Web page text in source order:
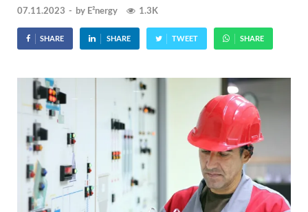
07.11.2023 - by E²nergy 1.3K
SHARE SHARE TWEET SHARE